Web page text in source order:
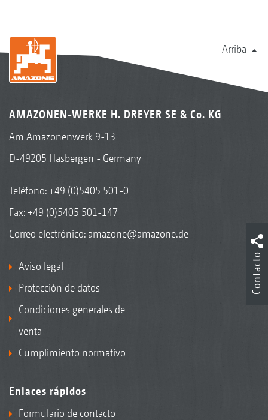
Arriba
AMAZONEN-WERKE H. DREYER SE & Co. KG
Am Amazonenwerk 9-13
D-49205 Hasbergen - Germany
Teléfono:+49 (0)5405 501-0
Fax: +49 (0)5405 501-147
Correo electrónico: amazone@amazone.de
Aviso legal
Protección de datos
Condiciones generales de
venta
Cumplimiento normativo
Enlaces rápidos
Formulario de contacto
Contacto